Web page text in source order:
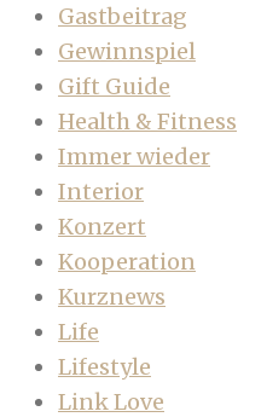
Gastbeitrag
Gewinnspiel
Gift Guide
Health & Fitness
Immer wieder
Interior
Konzert
Kooperation
Kurznews
Life
Lifestyle
Link Love